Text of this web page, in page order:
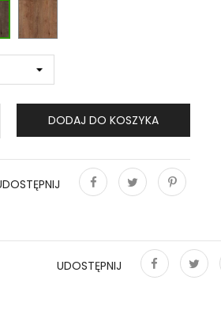
JESION
CIEMNY
JASNY
DODAJ DO KOSZYKA
UdostępnijTweetuj Pinterest
UDOSTĘPNIJ
UdostępnijTweetuj